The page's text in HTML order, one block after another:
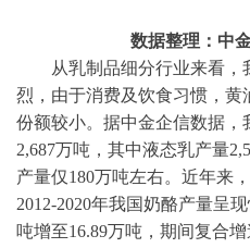
数据整理：中
从乳制品细分行业来看
烈，由于消费及饮食习惯，
份额较小。据中金企信数据 ，
2,687万吨，其中液态乳产量
产量仅180万吨左右。近年来
2012-2020年我国奶酪产量呈
吨增至16.89万吨，期间复合